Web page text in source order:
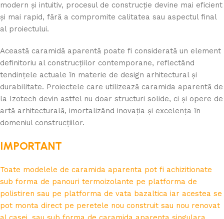
modern și intuitiv, procesul de construcție devine mai eficient
și mai rapid, fără a compromite calitatea sau aspectul final
al proiectului.
Această caramidă aparentă poate fi considerată un element
definitoriu al construcțiilor contemporane, reflectând
tendințele actuale în materie de design arhitectural și
durabilitate. Proiectele care utilizează caramida aparentă de
la Izotech devin astfel nu doar structuri solide, ci și opere de
artă arhitecturală, imortalizând inovația și excelența în
domeniul construcțiilor.
IMPORTANT
Toate modelele de caramida aparenta pot fi achizitionate
sub forma de panouri termoizolante pe platforma de
polistiren sau pe platforma de vata bazaltica iar acestea se
pot monta direct pe peretele nou construit sau nou renovat